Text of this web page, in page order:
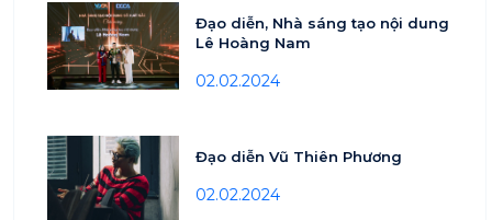
Đạo diễn, Nhà sáng tạo nội dung
Lê Hoàng Nam
02.02.2024
Đạo diễn Vũ Thiên Phương
02.02.2024